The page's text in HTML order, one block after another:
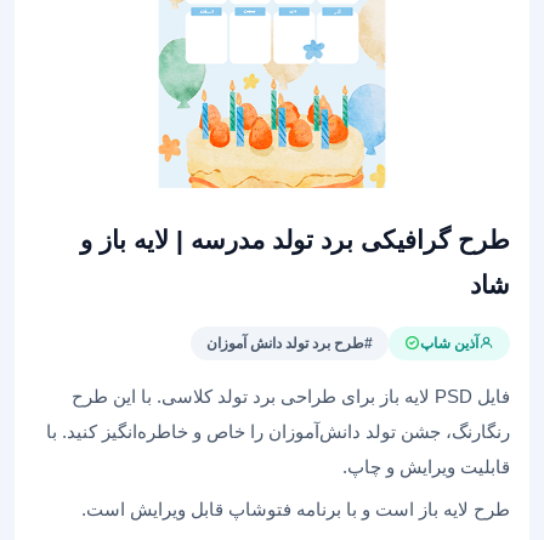
طرح‌ گرافیکی برد تولد مدرسه | لایه باز و
شاد
آذین شاپ #طرح برد تولد دانش آموزان
فایل‌ PSD لایه باز برای طراحی برد تولد کلاسی. با این طرح‌
رنگارنگ، جشن تولد دانش‌آموزان را خاص و خاطره‌انگیز کنید. با
قابلیت ویرایش و چاپ.
طرح لایه باز است و با برنامه فتوشاپ قابل ویرایش است.